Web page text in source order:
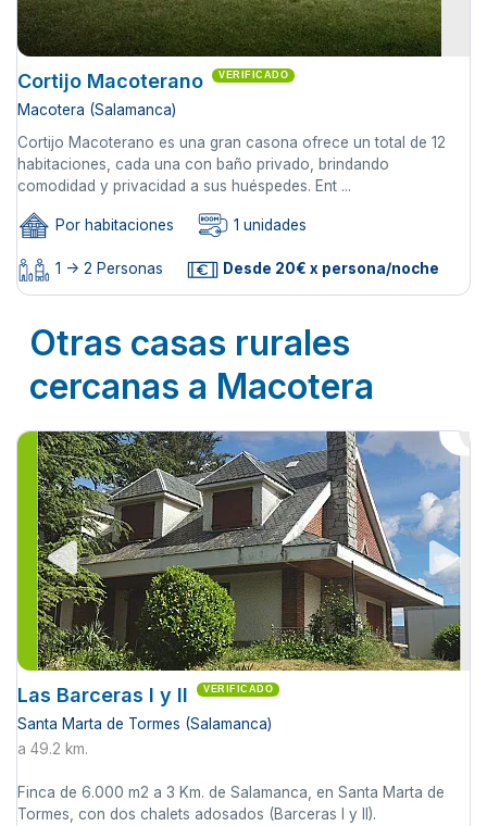
Cortijo Macoterano VERIFICADO
Macotera (Salamanca)
Cortijo Macoterano es una gran casona ofrece un total de 12
habitaciones, cada una con baño privado, brindando
comodidad y privacidad a sus huéspedes. Ent ...
Por habitaciones 1 unidades
1 -> 2 Personas Desde 20€ x persona/noche
Otras casas rurales
cercanas a Macotera
Las Barceras I y II VERIFICADO
Santa Marta de Tormes (Salamanca)
a 49.2 km.
Finca de 6.000 m2 a 3 Km. de Salamanca, en Santa Marta de
Tormes, con dos chalets adosados (Barceras I y II).